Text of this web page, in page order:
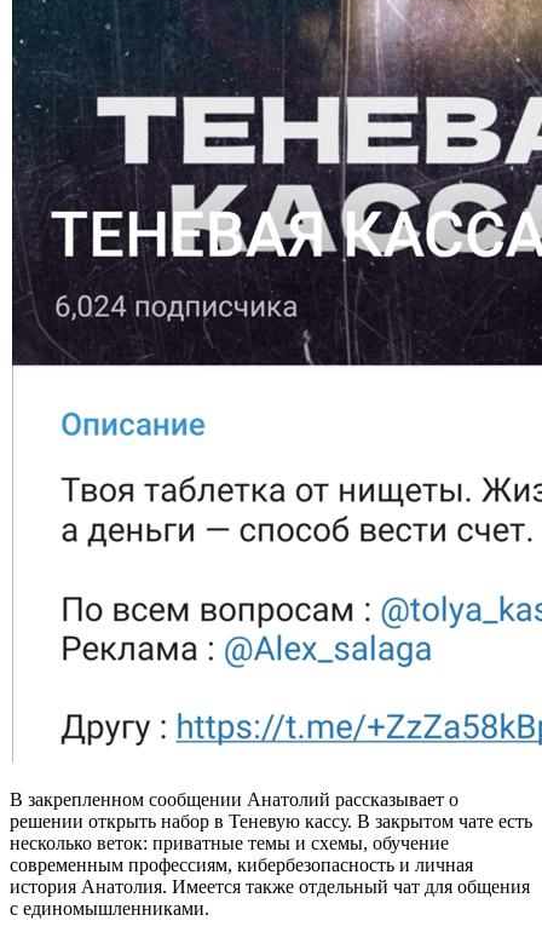
В закрепленном сообщении Анатолий рассказывает о
решении открыть набор в Теневую кассу. В закрытом чате есть
несколько веток: приватные темы и схемы, обучение
современным профессиям, кибербезопасность и личная
история Анатолия. Имеется также отдельный чат для общения
с единомышленниками.